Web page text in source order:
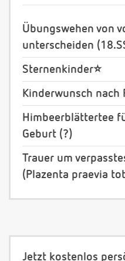
Übungswehen von
unterscheiden
Sternenkinder⭐️
Kinderwunsch nach
Himbeerblättertee
Geburt (?)
Trauer um
(Plazenta praevia
Jetzt kostenlos